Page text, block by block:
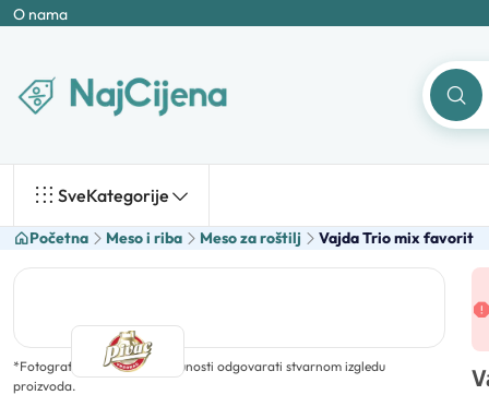
O nama
SveKategorije
Početna Meso i riba Meso za roštilj Vajda Trio mix favorit
*Fotografija ne mora u potpunosti odgovarati stvarnom izgledu
proizvoda.